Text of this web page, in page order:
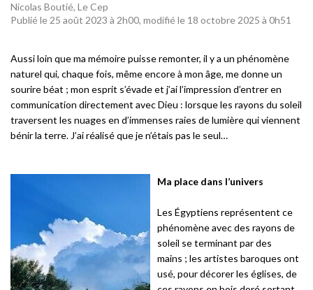
Nicolas Boutié, Le Cep
Publié le 25 août 2023 à 2h00, modifié le 18 octobre 2025 à 0h51
Aussi loin que ma mémoire puisse remonter, il y a un phénomène
naturel qui, chaque fois, même encore à mon âge, me donne un
sourire béat ; mon esprit s’évade et j’ai l’impression d’entrer en
communication directement avec Dieu : lorsque les rayons du soleil
traversent les nuages en d’immenses raies de lumière qui viennent
bénir la terre. J’ai réalisé que je n’étais pas le seul…
Ma place dans l’univers
Les Égyptiens représentent ce
phénomène avec des rayons de
soleil se terminant par des
mains ; les artistes baroques ont
usé, pour décorer les églises, de